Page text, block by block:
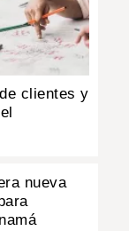
clientes y
nueva